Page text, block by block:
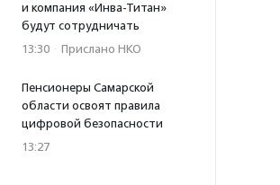
и компания «Инва-Титан»
будут сотрудничать
13:30 · Прислано НКО
Пенсионеры Самарской
области освоят правила
цифровой безопасности
13:27